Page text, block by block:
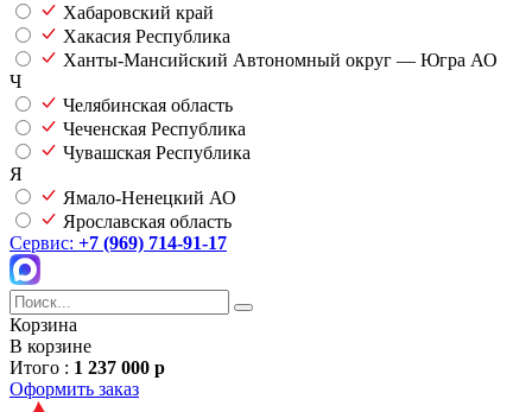
Хабаровский край
Хакасия Республика
Ханты-Мансийский Автономный округ — Югра АО
Ч
Челябинская область
Чеченская Республика
Чувашская Республика
Я
Ямало-Ненецкий АО
Ярославская область
Сервис: +7 (969) 714-91-17
Корзина
В корзине
Итого : 1 237 000 р
Оформить заказ